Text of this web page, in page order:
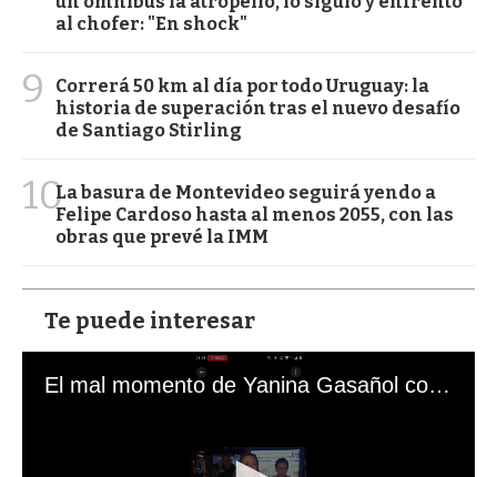
al chofer: "En shock"
9
Correrá 50 km al día por todo Uruguay: la
historia de superación tras el nuevo desafío
de Santiago Stirling
10La basura de Montevideo seguirá yendo a
Felipe Cardoso hasta al menos 2055, con las
obras que prevé la IMM
Te puede interesar
El mal momento de Yanina Gasañol con un hincha argentino en "Subrayado"